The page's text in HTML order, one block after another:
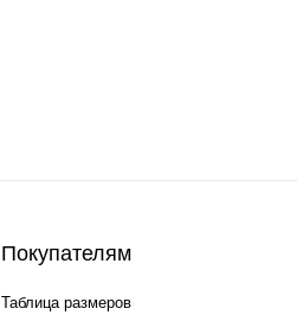
Покупателям
Таблица размеров